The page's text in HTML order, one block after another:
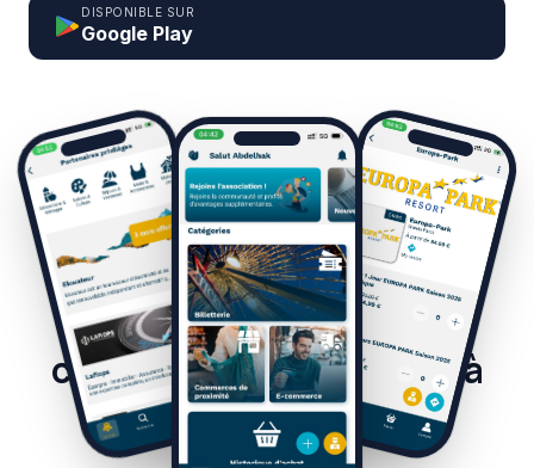
DISPONIBLE SUR
Google Play
DES FORMATS PENSÉS POUR LA COMMUNAUTÉ
PUBLIQUE
5 espaces de
communication intégrés à
l'app